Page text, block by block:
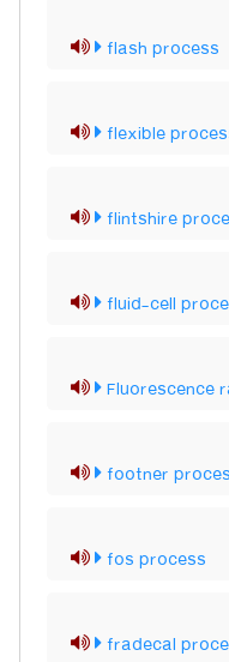
flash process
flexible
flintshire
fluid-cell
Fluorescence
footner
fos process
fradecal